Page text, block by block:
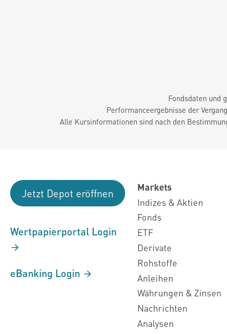
Fondsdaten und
Performanceergebnisse der
Alle Kursinformationen sind nach den
Jetzt Depot eröffnen
Wertpapierportal Login
eBanking Login
Markets
Indizes & Aktien
Fonds
ETF
Derivate
Rohstoffe
Anleihen
Währungen & Zinsen
Nachrichten
Analysen